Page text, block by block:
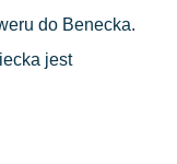
do Benecka.
jest